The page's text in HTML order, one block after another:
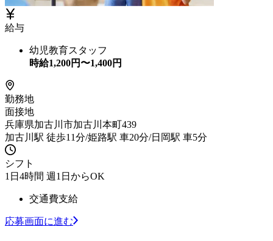
給与
幼児教育スタッフ
時給1,200円〜1,400円
勤務地
面接地
兵庫県加古川市加古川本町439
加古川駅 徒歩11分/姫路駅 車20分/日岡駅 車5分
シフト
1日4時間 週1日からOK
交通費支給
応募画面に進む